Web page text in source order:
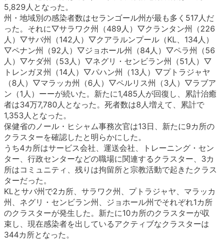
5,829人となった。
州・地域別の感染者数はセランゴール州が最も多く517人だ
った。それに▽サラワク州（489人）▽クランタン州（226
人）▽サバ州（142人）▽クアラルンプール（KL、134人）
▽ペナン州（92人）▽ジョホール州（84人）▽ペラ州（56
人）▽ケダ州（53人）▽ネグリ・センビラン州（51人）▽
トレンガヌ州（14人）▽パハン州（13人）▽プトラジャヤ
（8人）▽マラッカ州（6人）▽ペルリス州（3人）▽ラブア
ン（1人）ーーが続いた。新たに1,485人が回復し、累計治癒
者は34万7,780人となった。死者数は8人増えて、累計で
1,353人となった。
保健省のノール・ヒシャム事務次官は13日、新たに9カ所の
クラスターを確認したと明らかにした。
うち4カ所はサービス会社、運送会社、トレーニング・セン
ター、行政センターなどの職場に関連するクラスター、3カ
所はコミュニティ、残りは拘留所と宗教活動で起きたクラス
ターだった。
KLとサバ州で2カ所、サラワク州、プトラジャヤ、マラッカ
州、ネグリ・センビラン州、ジョホール州でそれぞれ1カ所
のクラスターが発生した。新たに10カ所のクラスターが収
束し、現在感染者を出しているアクティブなクラスターは
344カ所となった。